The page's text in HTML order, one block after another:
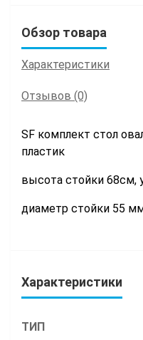
Обзор товара
Характеристики
Отзывов (0)
SF комплект стол
пластик
высота стойки 68см,
диаметр стойки 55
Характеристики
ТИП